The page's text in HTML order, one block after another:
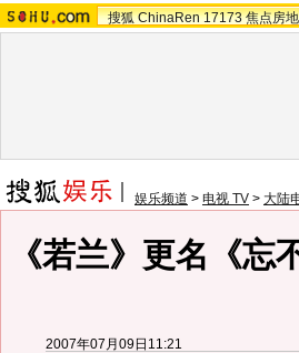
搜狐 ChinaRen 17173 焦点房
娱乐频道 > 电视 TV > 大陆
《若兰》更名《忘
2007年07月09日11:21